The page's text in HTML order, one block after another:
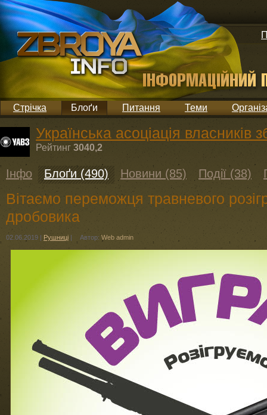
Стрічка Блоґи Питання Теми
Українська асоціація власників
Рейтинг 3040,2
Інфо Блоґи (490) Новини (85) Події (38)
Вітаємо переможця травневого
дробовика
02.06.2019 | Рушниці | Автор:Web admin